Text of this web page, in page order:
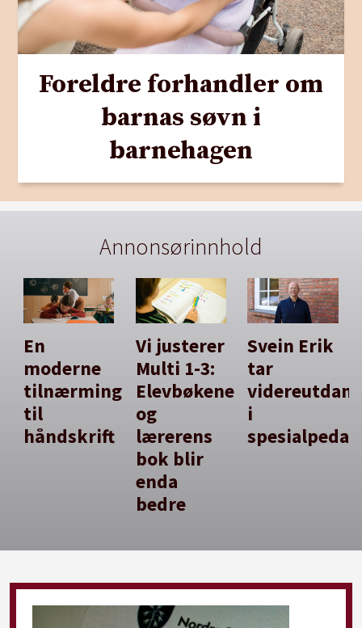
Foreldre forhandler om
barnas søvn i
barnehagen
Annonsørinnhold
En
moderne
tilnærming
til
håndskrift
Vi justerer
Multi 1-3:
Elevbøkene
og
lærerens
bok blir
enda
bedre
Svein Erik
tar
i